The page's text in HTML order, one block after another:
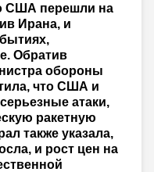
США перешли на
Ирана, и
Обратив
обороны
что США и
атаки,
ракетную
также указала,
и рост цен на